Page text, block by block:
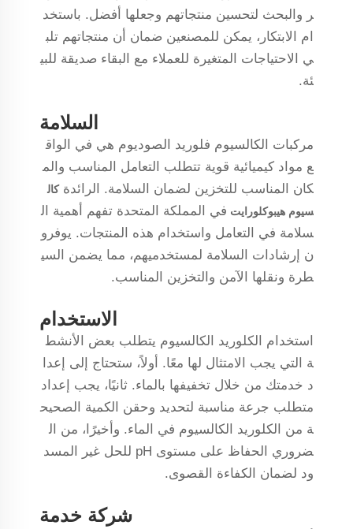
ر والبحث لتحسين منتجاتهم وجعلها أفضل. باستخد
ام الابتكار، يمكن للمصنعين ضمان أن منتجاتهم تلب
ي الاحتياجات المتغيرة للعملاء مع البقاء صديقة للبي
ئة.
السلامة
مركبات الكالسيوم فلوريد الصوديوم هي في الواق
ع مواد كيميائية قوية تتطلب التعامل المناسب والم
كان المناسب للتخزين لضمان السلامة. الرائدةكال
سيوم هيبوكلورايت في المملكة المتحدة تفهم أهمية ال
سلامة في التعامل واستخدام هذه المنتجات. يوفرو
ن إرشادات السلامة لمستخدميهم، مما يضمن السي
طرة ونقلها الآمن والتخزين المناسب.
الاستخدام
استخدام الكلوريد الكالسيوم يتطلب بعض الأنشط
ة التي يجب الامتثال لها معًا. أولاً، ستحتاج إلى إعدا
د خدمتك من خلال تخفيفها بالماء. ثانيًا، يجب إعداد
متطلب جرعة مناسبة لتحديد وحقن الكمية الصحيح
ة من الكلوريد الكالسيوم في الماء. وأخيرًا، من ال
ضروري الحفاظ على مستوى pH للحل غير المسد
ود لضمان الكفاءة القصوى.
شركة خدمة